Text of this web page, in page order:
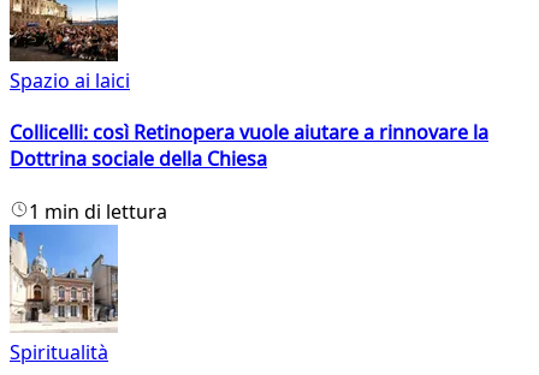
Spazio ai laici
Collicelli: così Retinopera vuole aiutare a rinnovare la
Dottrina sociale della Chiesa
1 min di lettura
Spiritualità